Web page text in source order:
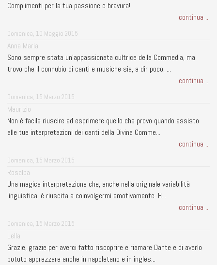
Complimenti per la tua passione e bravura!
continua ...
Domenica, 10 Maggio 2015
Anna Maria
Sono sempre stata un'appassionata cultrice della Commedia, ma
trovo che il connubio di canti e musiche sia, a dir poco, ...
continua ...
Domenica, 15 Marzo 2015
Maurizio
Non è facile riuscire ad esprimere quello che provo quando assisto
alle tue interpretazioni dei canti della Divina Comme...
continua ...
Domenica, 15 Marzo 2015
Rosalba
Una magica interpretazione che, anche nella originale variabilità
linguistica, è riuscita a coinvolgermi emotivamente. H...
continua ...
Domenica, 15 Marzo 2015
Lella
Grazie, grazie per averci fatto riscoprire e riamare Dante e di averlo
potuto apprezzare anche in napoletano e in ingles...